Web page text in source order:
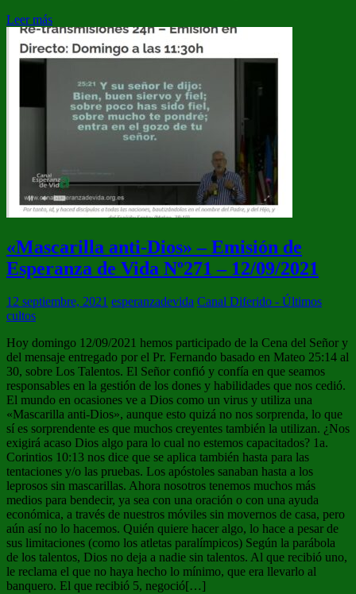
Leer más
«Mascarilla anti-Dios» – Emisión de
Esperanza de Vida Nº271 – 12/09/2021
12 septiembre, 2021 esperanzadevida Canal Diferido - Últimos
cultos
Hoy domingo 12/09/2021 hemos participado de la Cena del Señor y
del mensaje entregado por el Pr. Fernando basado en Mateo 25:14 al
30, sobre Los Talentos. El Señor confió y confía en que seamos
responsables en la gestión de los dones y habilidades que nos cedió.
El mundo en ocasiones ve a Dios como un virus y utiliza una
«Mascarilla anti-Dios», aunque esto quizá no nos sorprenda, lo que
sí es sorprendente es que muchos creyentes también la utilizan. ¿Nos
exigirá acaso Dios algo para lo cual no estemos capacitados? 1a.
Corintios 10:13 nos dice que se aplica también hasta para las
tentaciones y/o las pruebas. Los apóstoles sanaban hasta a los
leprosos sin mascarillas. Ahora nosotros tenemos muchos más
medios para bendecir, ya sea con una oración o con una ayuda
económica, a través de nuestros móviles sin movernos de casa, pero
aún así no lo hacemos. Quién quiere hacer algo, lo hace a pesar de
sus limitaciones (como los atletas paralímpicos) Según la parábola
de los talentos, Dios no deja a nadie sin talentos. Al que recibió uno,
le reclama el que no haya hecho lo mínimo, que era llevarlo al
banquero. El que recibió 5, negoció[…]